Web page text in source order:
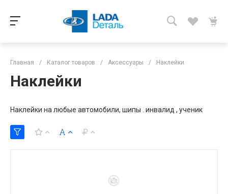
Главная / Каталог товаров / Аксессуары / Наклейки
Наклейки
Наклейки на любые автомобили, шипы . инвалид , ученик